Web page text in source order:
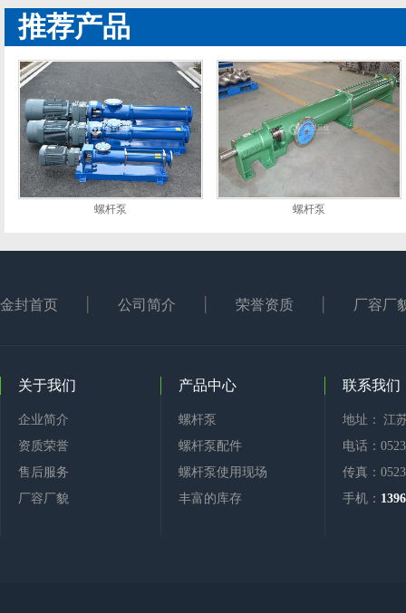
推荐产品
螺杆泵 螺杆泵
金封首页 公司简介 荣誉资质 厂容厂
关于我们
企业简介
资质荣誉
售后服务
厂容厂貌
产品中心
螺杆泵
螺杆泵配件
螺杆泵使用现场
丰富的库存
联系我们
地址： 江
电话：
传真：
手机：